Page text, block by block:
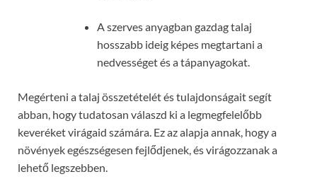
A szerves anyagban gazdag talaj
hosszabb ideig képes megtartani a
nedvességet és a tápanyagokat.
Megérteni a talaj összetételét és tulajdonságait segít
abban, hogy tudatosan válaszd ki a legmegfelelőbb
keveréket virágaid számára. Ez az alapja annak, hogy a
növények egészségesen fejlődjenek, és virágozzanak a
lehető legszebben.